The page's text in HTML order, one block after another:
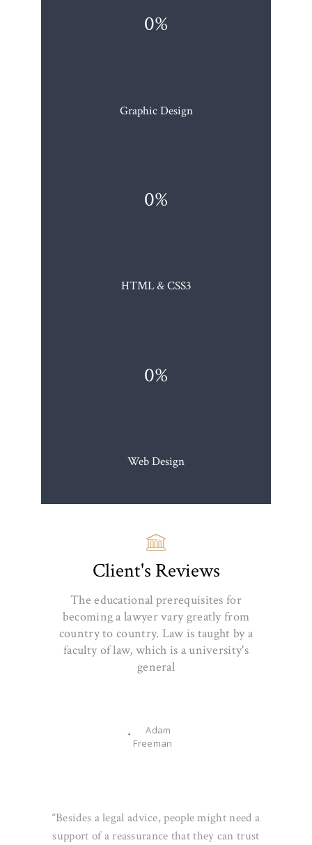
0%
Graphic Design
0%
HTML & CSS3
0%
Web Design
Client's Reviews
The educational prerequisites for
becoming a lawyer vary greatly from
country to country. Law is taught by a
faculty of law, which is a university's
general
“Besides a legal advice, people might need a
support of a reassurance that they can trust